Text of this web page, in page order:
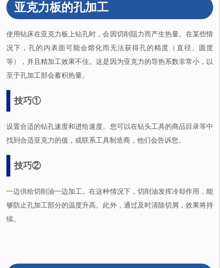
亚克力板的孔加工
使用钻床在亚克力板上钻孔时，会因切削阻力而产生热量。在某些情
况下，孔的内表面可能会熔化而无法获得孔的精度（直径、圆度
等），并且精加工效果不佳。这是因为亚克力的导热系数非常小，以
至于孔加工部会蓄积热量。
技巧①
设置合适的钻孔速度和进给速度。您可以在钻头工具的商品目录等中
找到合适亚克力的值，或联系工具制造商，他们会告诉您。
技巧②
一边供给切削油一边加工。在这种情况下，切削油发挥冷却作用，能
够防止孔加工部分的温度升高。此外，通过及时清除切屑，效果将持
续。